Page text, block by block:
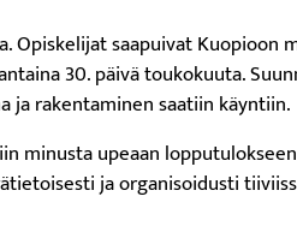
saapuivat Kuopioon
30. päivä toukokuuta.
rakentaminen saatiin käyntiin.
minusta upeaan
ja organisoidusti